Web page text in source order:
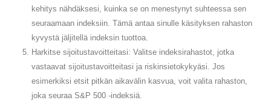
kehitys nähdäksesi, kuinka se on menestynyt suhteessa sen
seuraamaan indeksiin. Tämä antaa sinulle käsityksen rahaston
kyvystä jäljitellä indeksin tuottoa.
Harkitse sijoitustavoitteitasi: Valitse indeksirahastot, jotka
vastaavat sijoitustavoitteitasi ja riskinsietokykyäsi. Jos
esimerkiksi etsit pitkän aikavälin kasvua, voit valita rahaston,
joka seuraa S&P 500 -indeksiä.